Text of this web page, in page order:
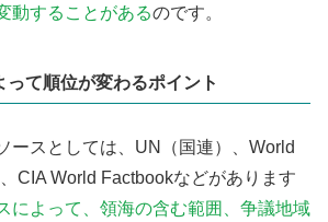
動することがあるのです。
って順位が変わるポイント
ースとしては、UN（国連）、World
CIA World Factbookなどがあります
によって、領海の含む範囲、争議地域